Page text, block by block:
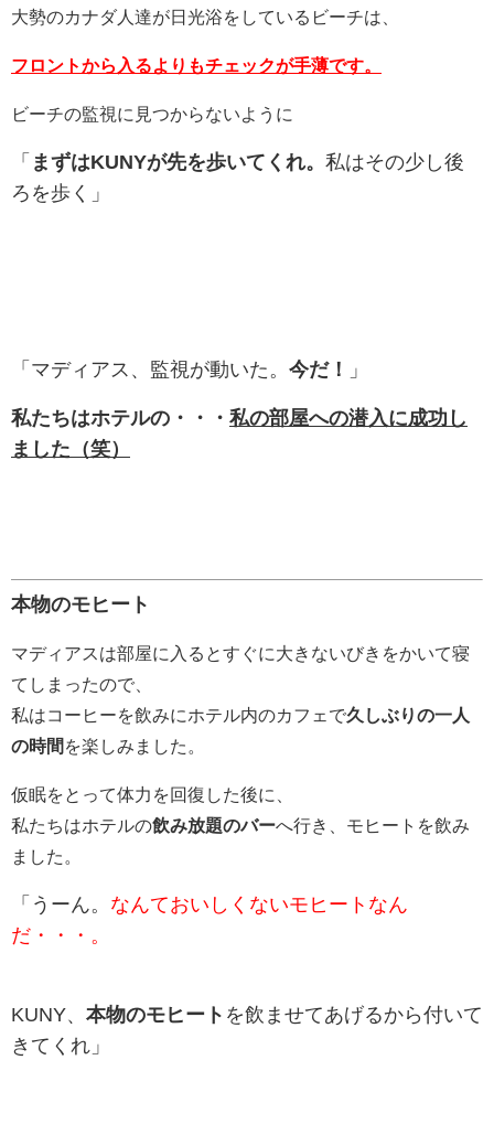
大勢のカナダ人達が日光浴をしているビーチは、
フロントから入るよりもチェックが手薄です。
ビーチの監視に見つからないように
「 まずはKUNYが先を歩いてくれ。 私はその少し後
ろを歩く」
「マディアス、監視が動いた。 今だ！ 」
私たちはホテルの・・・ 私の部屋への潜入に成功し
ました（笑）
本物のモヒート
マディアスは部屋に入るとすぐに大きないびきをかいて寝
てしまったので、
私はコーヒーを飲みにホテル内のカフェで久しぶりの一人
の時間 を楽しみました。
仮眠をとって体力を回復した後に、
私たちはホテルの飲み放題のバーへ行き、モヒートを飲み
ました。
「うーん。 なんておいしくないモヒートなん
だ・・・。
KUNY、 本物のモヒート を飲ませてあげるから付いて
きてくれ」